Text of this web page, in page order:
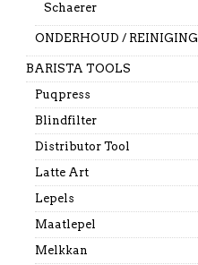
Schaerer
ONDERHOUD / REINIGING
BARISTA TOOLS
Puqpress
Blindfilter
Distributor Tool
Latte Art
Lepels
Maatlepel
Melkkan